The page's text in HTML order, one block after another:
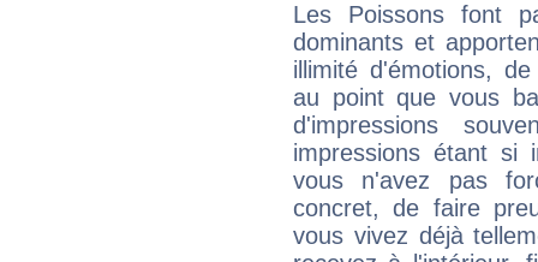
Les Poissons font
dominants et
illimité d'émotions,
au point que vous
d'impressions
impressions étant si
vous n'avez pas
concret, de faire
vous vivez déjà